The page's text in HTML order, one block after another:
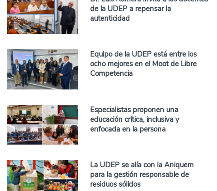
de la UDEP a repensar la
autenticidad
Equipo de la UDEP está entre los
ocho mejores en el Moot de Libre
Competencia
Especialistas proponen una
educación crítica, inclusiva y
enfocada en la persona
La UDEP se alía con la Aniquem
para la gestión responsable de
residuos sólidos